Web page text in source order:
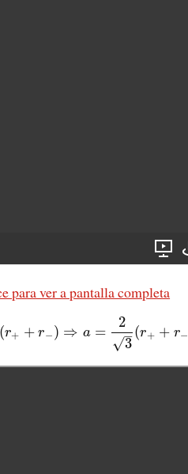
para ver a pantalla completa
(r+ + r−) ⇒ a =
2
3
–
√
(r+ + r−